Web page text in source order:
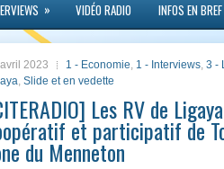
» VIDÉO RADIO INFOS EN BREF
2023 1 - Economie, 1 - Interviews, 3 -
, Slide et en vedette
Les RV de
et participatif de
du Menneton